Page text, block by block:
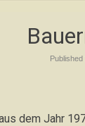
Published
dem Jahr